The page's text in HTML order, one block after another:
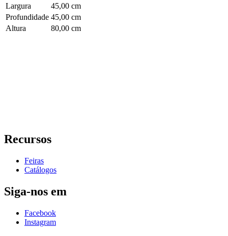
Largura
45,00 cm
Profundidade 45,00 cm
Altura
80,00 cm
Recursos
Feiras
Catálogos
Siga-nos em
Facebook
Instagram